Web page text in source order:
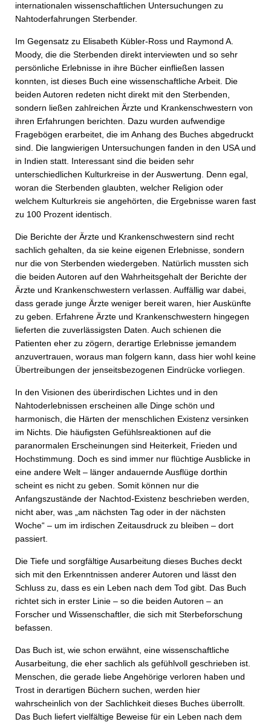
internationalen wissenschaftlichen Untersuchungen zu
Nahtoderfahrungen Sterbender.
Im Gegensatz zu Elisabeth Kübler-Ross und Raymond A.
Moody, die die Sterbenden direkt interviewten und so sehr
persönliche Erlebnisse in ihre Bücher einfließen lassen
konnten, ist dieses Buch eine wissenschaftliche Arbeit. Die
beiden Autoren redeten nicht direkt mit den Sterbenden,
sondern ließen zahlreichen Ärzte und Krankenschwestern von
ihren Erfahrungen berichten. Dazu wurden aufwendige
Fragebögen erarbeitet, die im Anhang des Buches abgedruckt
sind. Die langwierigen Untersuchungen fanden in den USA und
in Indien statt. Interessant sind die beiden sehr
unterschiedlichen Kulturkreise in der Auswertung. Denn egal,
woran die Sterbenden glaubten, welcher Religion oder
welchem Kulturkreis sie angehörten, die Ergebnisse waren fast
zu 100 Prozent identisch.
Die Berichte der Ärzte und Krankenschwestern sind recht
sachlich gehalten, da sie keine eigenen Erlebnisse, sondern
nur die von Sterbenden wiedergeben. Natürlich mussten sich
die beiden Autoren auf den Wahrheitsgehalt der Berichte der
Ärzte und Krankenschwestern verlassen. Auffällig war dabei,
dass gerade junge Ärzte weniger bereit waren, hier Auskünfte
zu geben. Erfahrene Ärzte und Krankenschwestern hingegen
lieferten die zuverlässigsten Daten. Auch schienen die
Patienten eher zu zögern, derartige Erlebnisse jemandem
anzuvertrauen, woraus man folgern kann, dass hier wohl keine
Übertreibungen der jenseitsbezogenen Eindrücke vorliegen.
In den Visionen des überirdischen Lichtes und in den
Nahtoderlebnissen erscheinen alle Dinge schön und
harmonisch, die Härten der menschlichen Existenz versinken
im Nichts. Die häufigsten Gefühlsreaktionen auf die
paranormalen Erscheinungen sind Heiterkeit, Frieden und
Hochstimmung. Doch es sind immer nur flüchtige Ausblicke in
eine andere Welt – länger andauernde Ausflüge dorthin
scheint es nicht zu geben. Somit können nur die
Anfangszustände der Nachtod-Existenz beschrieben werden,
nicht aber, was „am nächsten Tag oder in der nächsten
Woche“ – um im irdischen Zeitausdruck zu bleiben – dort
passiert.
Die Tiefe und sorgfältige Ausarbeitung dieses Buches deckt
sich mit den Erkenntnissen anderer Autoren und lässt den
Schluss zu, dass es ein Leben nach dem Tod gibt. Das Buch
richtet sich in erster Linie – so die beiden Autoren – an
Forscher und Wissenschaftler, die sich mit Sterbeforschung
befassen.
Das Buch ist, wie schon erwähnt, eine wissenschaftliche
Ausarbeitung, die eher sachlich als gefühlvoll geschrieben ist.
Menschen, die gerade liebe Angehörige verloren haben und
Trost in derartigen Büchern suchen, werden hier
wahrscheinlich von der Sachlichkeit dieses Buches überrollt.
Das Buch liefert vielfältige Beweise für ein Leben nach dem